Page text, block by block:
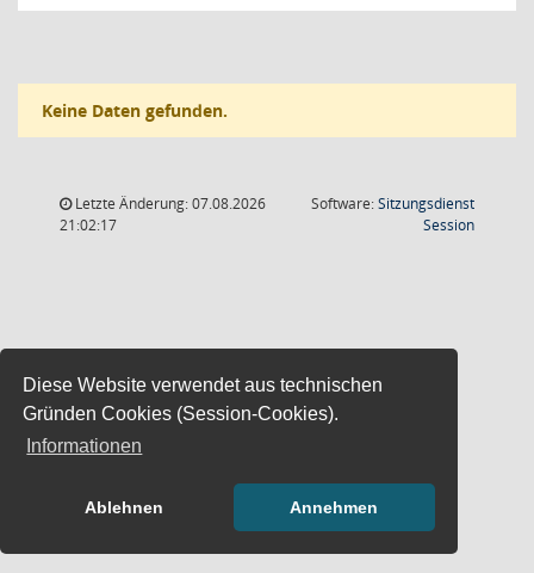
Diese Website verwendet aus technischen
Gründen Cookies (Session-Cookies).
Informationen
Ablehnen Annehmen
Keine Daten gefunden.
Letzte Änderung: 07.08.2026
21:02:17
Software:Sitzungsdienst
Session(Wird in